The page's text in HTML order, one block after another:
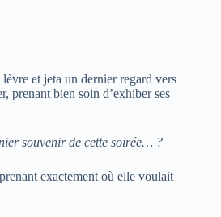
et jeta un dernier regard vers
prenant bien soin d’exhiber ses
souvenir de cette soirée… ?
exactement où elle voulait